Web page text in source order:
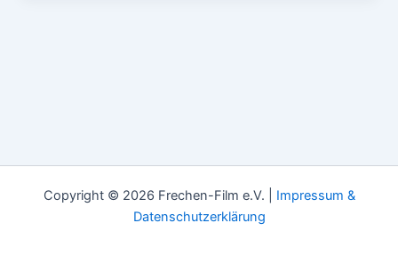
Copyright © 2026 Frechen-Film e.V. | Impressum &
Datenschutzerklärung